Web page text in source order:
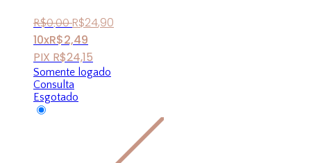
R$0,00 R$24,90
10xR$2,49
PIX R$24,15
Somente logado
Consulta
Esgotado